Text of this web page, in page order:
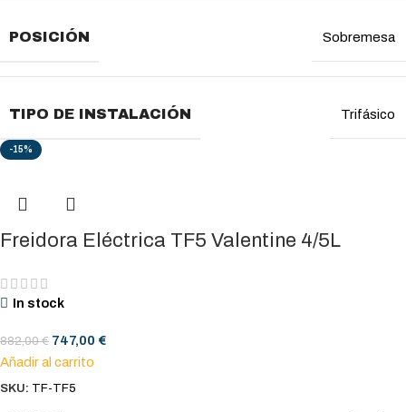
POSICIÓN Sobremesa
TIPO DE INSTALACIÓN Trifásico
-15%
Freidora Eléctrica TF5 Valentine 4/5L
In stock
882,00€ 747,00 €
Añadir al carrito
SKU: TF-TF5